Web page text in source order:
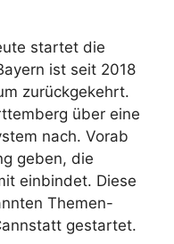
startet die
ist seit 2018
zurückgekehrt.
über eine
nach. Vorab
geben, die
einbindet. Diese
Themen-
gestartet.